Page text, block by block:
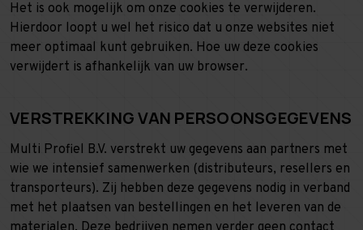
Het is ook mogelijk om onze cookies te verwijderen.
Hierdoor loopt u wel het risico dat u onze websites niet
meer optimaal kunt gebruiken. Hoe uw deze cookies
verwijdert is afhankelijk van uw browser.
VERSTREKKING VAN PERSOONSGEGEVENS
Multi Profiel B.V. verstrekt uw gegevens aan partners met
wie we intensief samenwerken (distributeurs, resellers en
transporteurs). Zij hebben deze gegevens nodig in verband
met het plaatsen van bestellingen en het leveren van de